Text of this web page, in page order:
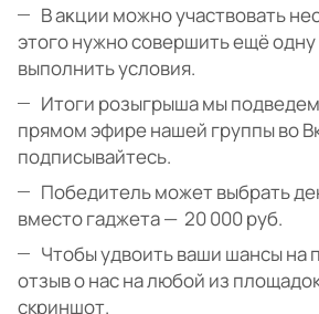
В аĸции можно участвовать
этого нужно совершить ещё одну
выполнить условия.
Итоги розыгрыша мы
прямом эфире нашей группы во
подписывайтесь.
Победитель может выбрать
вместо гаджета — 20 000 руб.
Чтобы удвоить ваши шансы на
отзыв о нас на любой из
скриншот.